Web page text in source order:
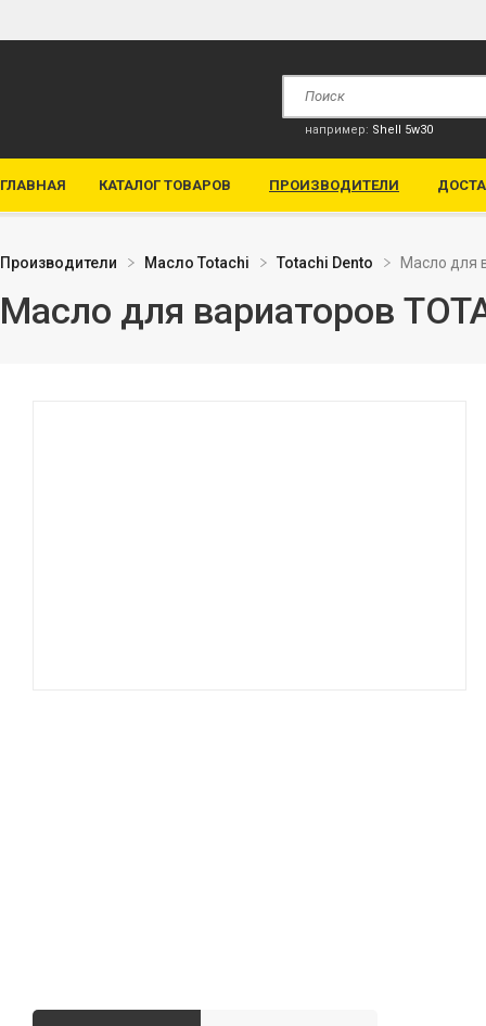
например: Shell 5w30
ГЛАВНАЯ КАТАЛОГ ТОВАРОВ ПРОИЗВОДИТЕЛИ
Производители Масло Totachi Totachi Dento Масло для
Масло для вариаторов